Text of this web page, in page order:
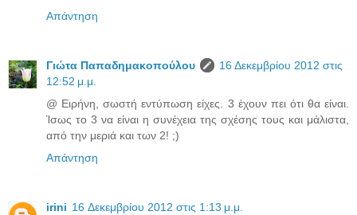
Απάντηση
Γιώτα Παπαδημακοπούλου
16 Δεκεμβρίου 2012 στις
12:52 μ.μ.
@ Ειρήνη, σωστή εντύπωση είχες. 3 έχουν πει ότι θα είναι.
Ίσως το 3 να είναι η συνέχεια της σχέσης τους και μάλιστα,
από την μεριά και των 2! ;)
Απάντηση
irini 16 Δεκεμβρίου 2012 στις 1:13 μ.μ.